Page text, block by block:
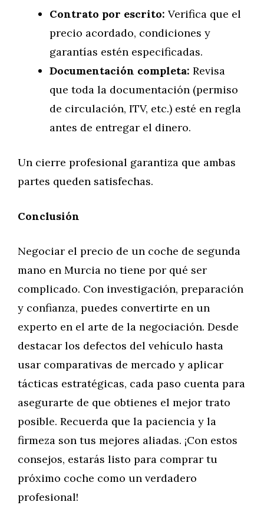
Contrato por escrito: Verifica que el
precio acordado, condiciones y
garantías estén especificadas.
Documentación completa: Revisa
que toda la documentación (permiso
de circulación, ITV, etc.) esté en regla
antes de entregar el dinero.
Un cierre profesional garantiza que ambas
partes queden satisfechas.
Conclusión
Negociar el precio de un coche de segunda
mano en Murcia no tiene por qué ser
complicado. Con investigación, preparación
y confianza, puedes convertirte en un
experto en el arte de la negociación. Desde
destacar los defectos del vehículo hasta
usar comparativas de mercado y aplicar
tácticas estratégicas, cada paso cuenta para
asegurarte de que obtienes el mejor trato
posible. Recuerda que la paciencia y la
firmeza son tus mejores aliadas. ¡Con estos
consejos, estarás listo para comprar tu
próximo coche como un verdadero
profesional!